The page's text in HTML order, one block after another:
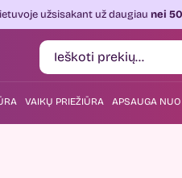
už daugiaunei 50 EUR
VAIKŲ PRIEŽIŪRA APSAUGA